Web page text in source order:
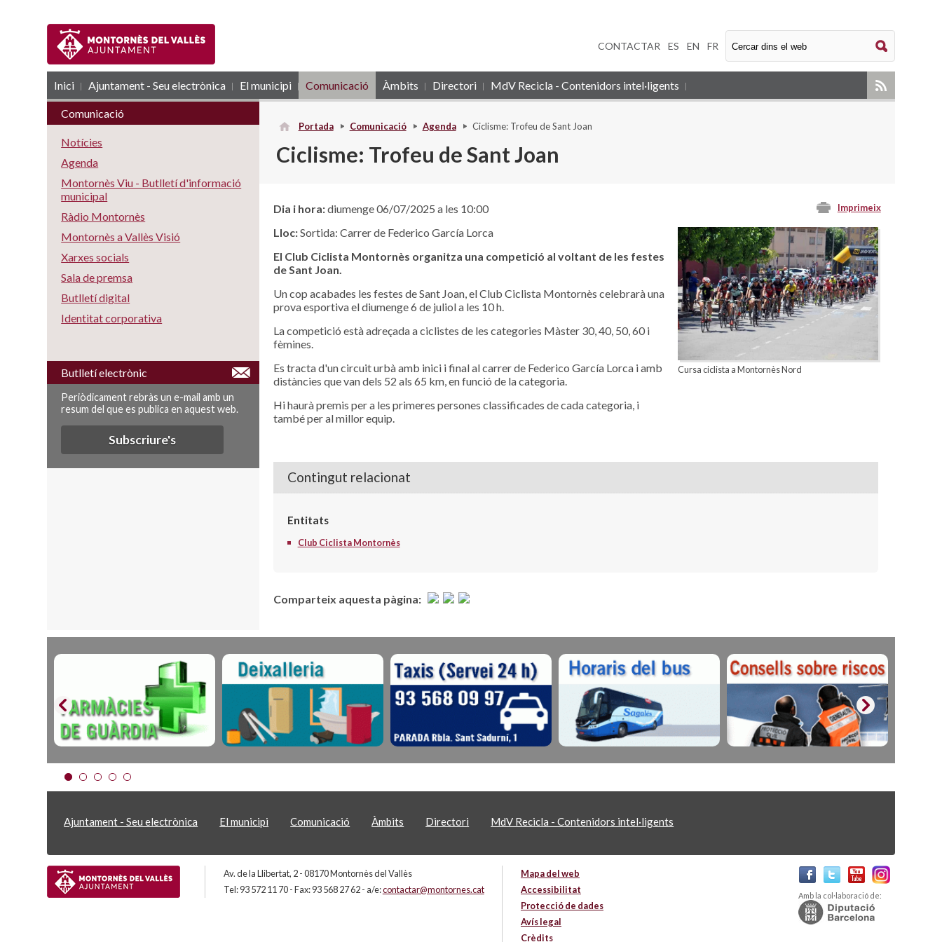
CONTACTAR ES EN FR
Inici Ajuntament - Seu electrònica El municipi Comunicació Àmbits Directori MdV Recicla - Contenidors intel·ligents
RSS
Portada Comunicació Agenda Ciclisme: Trofeu de Sant Joan
Ciclisme: Trofeu de Sant Joan
Imprimeix
Dia i hora:diumenge 06/07/2025 a les 10:00
Lloc:Sortida: Carrer de Federico García Lorca
El Club Ciclista Montornès organitza una competició al voltant de les festes
de Sant Joan.
Un cop acabades les festes de Sant Joan, el Club Ciclista Montornès celebrarà una
prova esportiva el diumenge 6 de juliol a les 10 h.
La competició està adreçada a ciclistes de les categories Màster 30, 40, 50, 60 i
fèmines.
Es tracta d'un circuit urbà amb inici i final al carrer de Federico García Lorca i amb
distàncies que van dels 52 als 65 km, en funció de la categoria.
Hi haurà premis per a les primeres persones classificades de cada categoria, i
també per al millor equip.
Cursa ciclista a Montornès Nord
Contingut relacionat
Entitats
Club Ciclista Montornès
Comparteix aquesta pàgina:
Comunicació
Notícies
Agenda
Montornès Viu - Butlletí d'informació
municipal
Ràdio Montornès
Montornès a Vallès Visió
Xarxes socials
Sala de premsa
Butlletí digital
Identitat corporativa
Butlletí electrònic
Periòdicament rebràs un e-mail amb un
resum del que es publica en aquest web.
Subscriure's
Ajuntament - Seu electrònica El municipi Comunicació Àmbits Directori MdV Recicla - Contenidors intel·ligents
Av. de la Llibertat, 2 - 08170 Montornès del Vallès
Tel: 93 572 11 70 - Fax: 93 568 27 62 - a/e:contactar@montornes.cat
Mapa del web
Accessibilitat
Protecció de dades
Avís legal
Crèdits
Amb la col·laboració de: